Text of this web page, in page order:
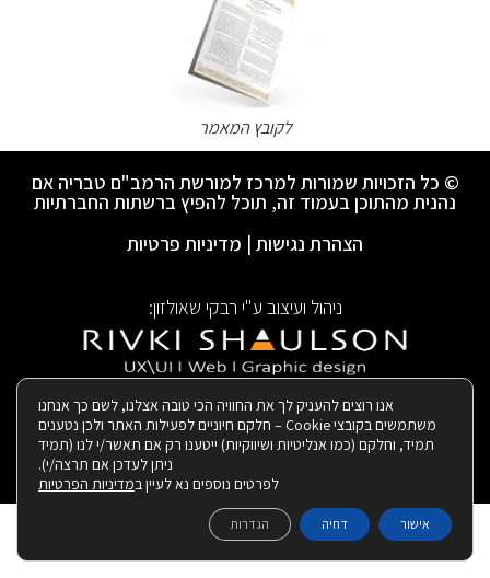
לקובץ המאמר
© כל הזכויות שמורות למרכז למורשת הרמב"ם טבריה אם
נהנית מהתוכן בעמוד זה, תוכל להפיץ ברשתות החברתיות
הצהרת נגישות | מדיניות פרטיות
ניהול ועיצוב ע"י רבקי שאולזון:
| בנייה ותחזוקת האתר:
אנו רוצים להעניק לך את החוויה הכי טובה אצלנו, לשם כך אנחנו
משתמשים בקובצי Cookie – חלקם חיוניים לפעילות האתר ולכן נטענים
תמיד, וחלקם (כמו אנליטיות ושיווקיות) ייטענו רק אם תאשר/י לנו (תמיד
ניתן לעדכן אם תרצה/י).
לפרטים נוספים נא לעיין במדיניות הפרטיות
אישור דחיה הגדרות